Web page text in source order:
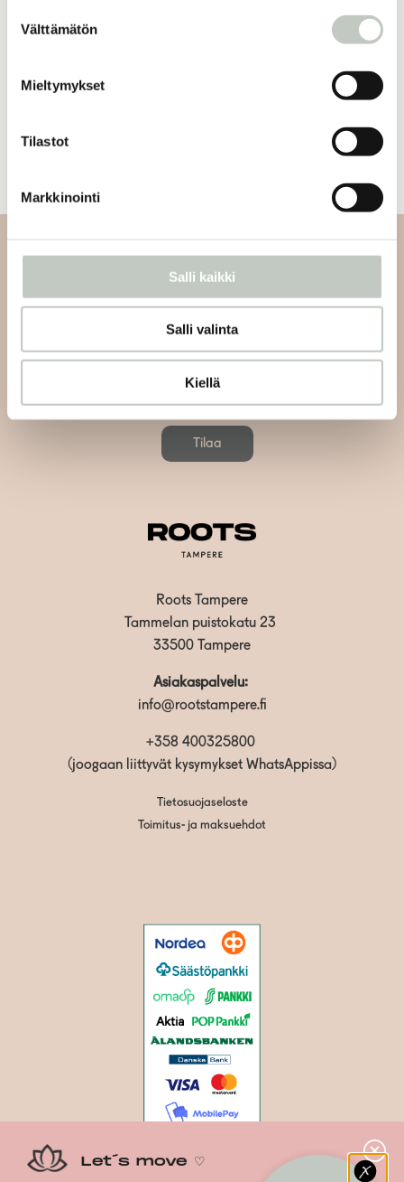
valinta
Välttämätön
Mieltymykset
Tilastot
Markkinointi
Salli kaikki
Salli valinta
Kiellä
36
…
Next Page »
ja Roots Journaleista ensimmäisten joukossa:
Tilaa
Roots Tampere
Tammelan puistokatu 23
33500 Tampere
Asiakaspalvelu:
info@rootstampere.fi
+358 400325800
(joogaan liittyvät kysymykset WhatsAppissa)
Tietosuojaseloste
Toimitus- ja maksuehdot
Let´s move ♡